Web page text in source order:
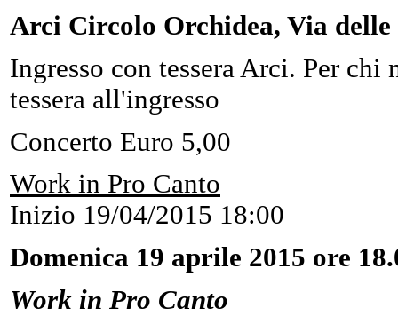
Arci Circolo Orchidea, Via
Ingresso con tessera Arci. Per
tessera all'ingresso
Concerto Euro 5,00
Work in Pro Canto
Inizio 19/04/2015 18:00
Domenica 19 aprile 2015 ore
Work in Pro Canto